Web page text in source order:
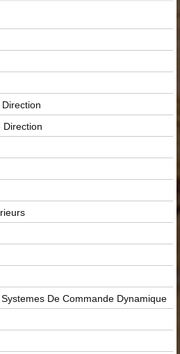
Direction
De Commande Dynamique